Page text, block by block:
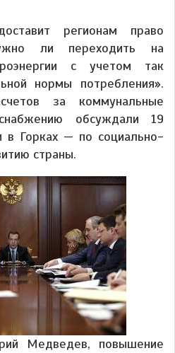
регионам право
ли переходить на
с учетом так
нормы потребления».
за коммунальные
обсуждали 19
в Горках — по социально-
страны.
Медведев, повышение